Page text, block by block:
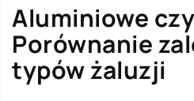
Aluminiowe
Porównanie
typów żaluzji